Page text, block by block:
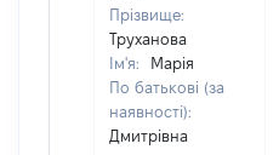
Прізвище:
Труханова
Ім'я:
Марія
По батькові (за
наявності):
Дмитрівна